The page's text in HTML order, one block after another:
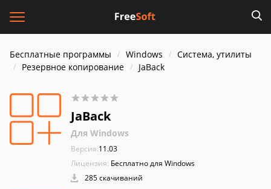
Бесплатные программы Windows
Система, утилиты
Резервное копирование
JaBack
JaBack
Для Windows
Версия:11.03
Лицензия: Бесплатно для Windows
285 скачиваний